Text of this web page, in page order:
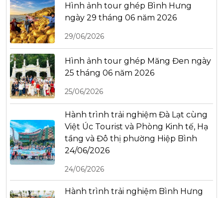
Hình ảnh tour ghép Bình Hưng
ngày 29 tháng 06 năm 2026
29/06/2026
Hình ảnh tour ghép Măng Đen ngày
25 tháng 06 năm 2026
25/06/2026
Hành trình trải nghiệm Đà Lạt cùng
Việt Úc Tourist và Phòng Kinh tế, Hạ
tầng và Đô thị phường Hiệp Bình
24/06/2026
24/06/2026
Hành trình trải nghiệm Bình Hưng